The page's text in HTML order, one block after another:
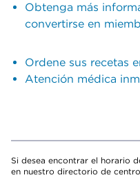
Obtenga más
convertirse en
Ordene sus recetas
Atención médica
Si desea encontrar el horario
en nuestro directorio de